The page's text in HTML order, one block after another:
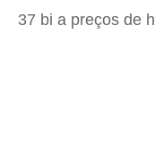
37 bi a preços de